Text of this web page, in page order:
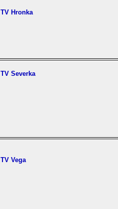
TV Hronka
TV Severka
TV Vega